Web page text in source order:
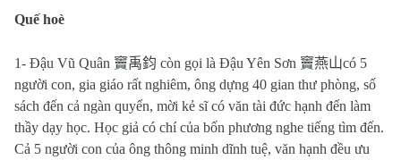
Quế hoè
1- Đậu Vũ Quân 竇禹鈞 còn gọi là Đậu Yên Sơn 竇燕山có 5
người con, gia giáo rất nghiêm, ông dựng 40 gian thư phòng, số
sách đến cả ngàn quyển, mời kẻ sĩ có văn tài đức hạnh đến làm
thầy dạy học. Học giả có chí của bốn phương nghe tiếng tìm đến.
Cả 5 người con của ông thông minh dĩnh tuệ, văn hạnh đều ưu